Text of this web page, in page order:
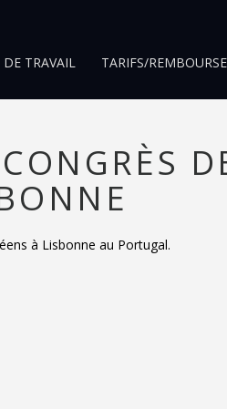
TRAVAIL TARIFS/
à Lisbonne au Portugal.